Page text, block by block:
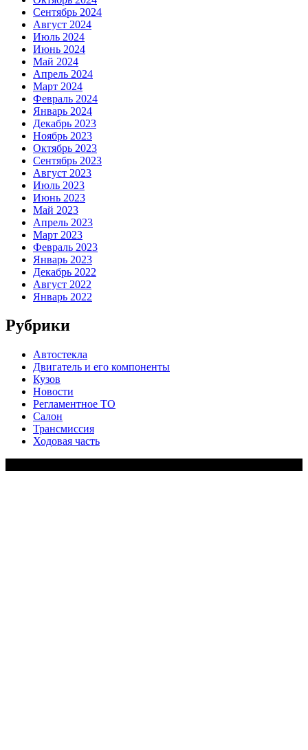
Сентябрь 2024
Август 2024
Июль 2024
Июнь 2024
Май 2024
Апрель 2024
Март 2024
Февраль 2024
Январь 2024
Декабрь 2023
Ноябрь 2023
Октябрь 2023
Сентябрь 2023
Август 2023
Июль 2023
Июнь 2023
Май 2023
Апрель 2023
Март 2023
Февраль 2023
Январь 2023
Декабрь 2022
Август 2022
Январь 2022
Рубрики
Автостекла
Двигатель и его компоненты
Кузов
Новости
Регламентное ТО
Салон
Трансмиссия
Ходовая часть